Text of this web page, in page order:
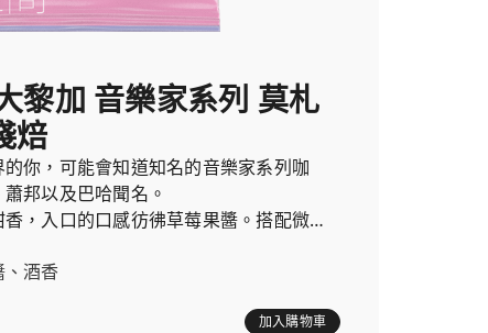
黎加 音樂家系列 莫札
焙
你，可能會知道知名的音樂家系列咖
邦以及巴哈聞名。
，入口的口感彷彿草莓果醬。搭配微微
的葡萄酒一樣。
酒香
加入購物車